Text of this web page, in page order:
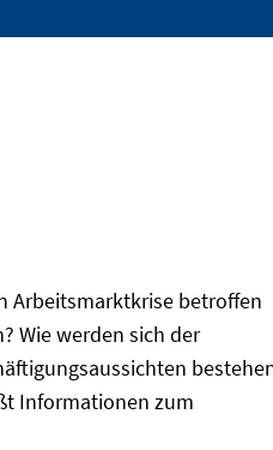
Arbeitsmarktkrise betroffen
Wie werden sich der
Informationen zum